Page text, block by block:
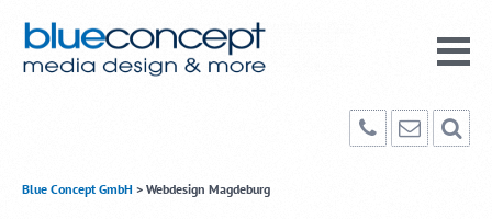
Blue Concept GmbH > Webdesign Magdeburg